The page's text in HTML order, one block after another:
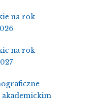
na rok
na rok
akademickim